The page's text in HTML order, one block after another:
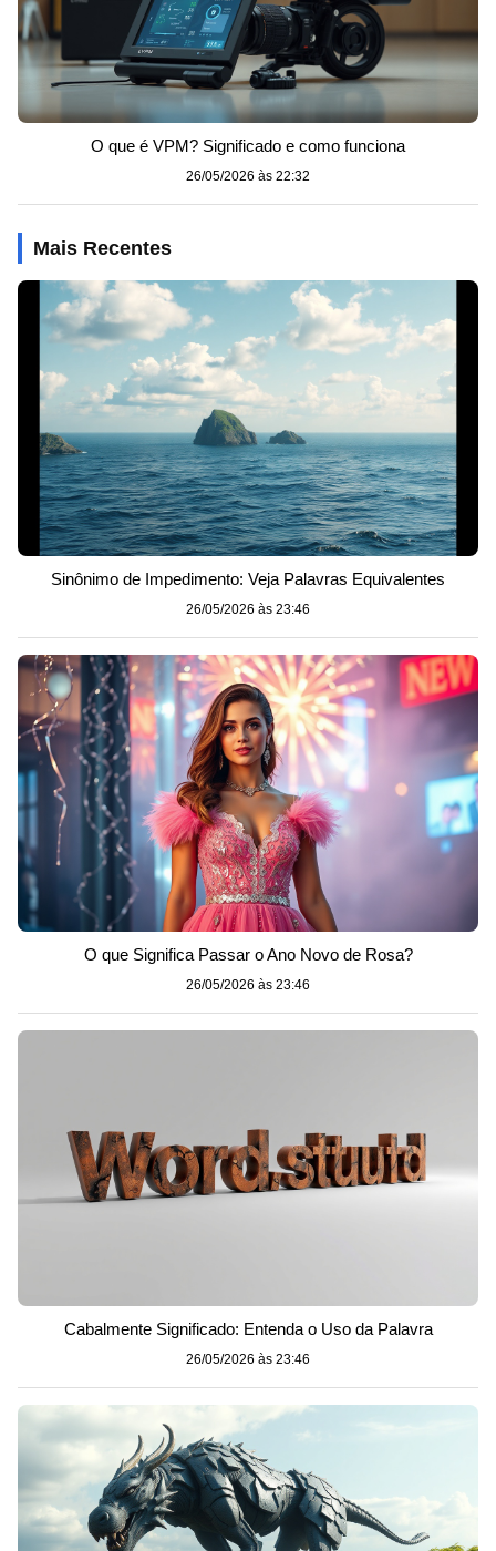
O que é VPM? Significado e como funciona
26/05/2026 às 22:32
Mais Recentes
Sinônimo de Impedimento: Veja Palavras Equivalentes
26/05/2026 às 23:46
O que Significa Passar o Ano Novo de Rosa?
26/05/2026 às 23:46
Cabalmente Significado: Entenda o Uso da Palavra
26/05/2026 às 23:46